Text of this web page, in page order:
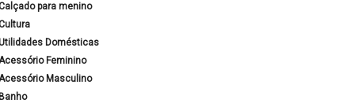
para menino
Domésticas
Feminino
Masculino